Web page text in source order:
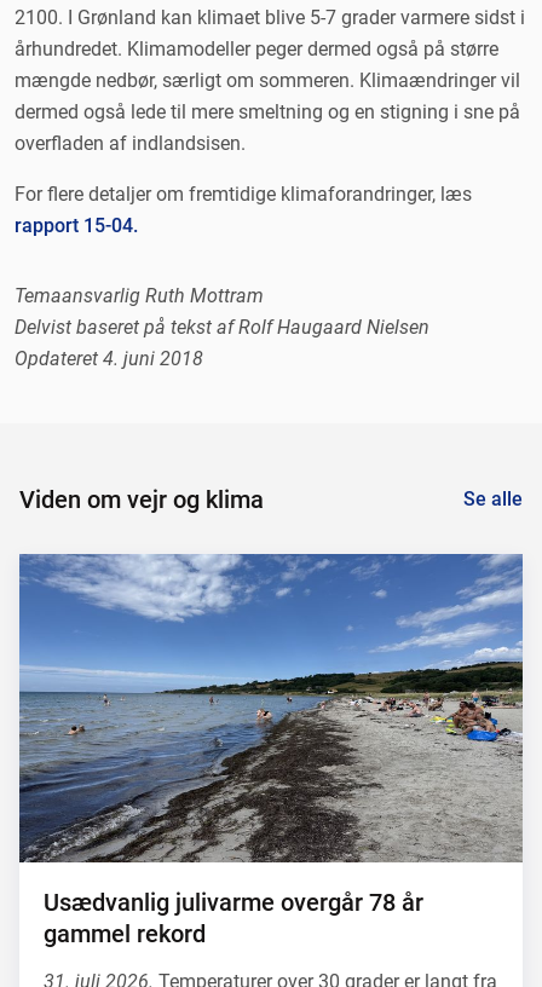
2100. I Grønland kan klimaet blive 5-7 grader varmere sidst i
århundredet. Klimamodeller peger dermed også på større
mængde nedbør, særligt om sommeren. Klimaændringer vil
dermed også lede til mere smeltning og en stigning i sne på
overfladen af indlandsisen.
For flere detaljer om fremtidige klimaforandringer, læs
rapport 15-04.
Temaansvarlig Ruth Mottram
Delvist baseret på tekst af Rolf Haugaard Nielsen
Opdateret 4. juni 2018
Viden om vejr og klima Se alle
Usædvanlig julivarme overgår 78 år
gammel rekord
31. juli 2026. Temperaturer over 30 grader er langt fra